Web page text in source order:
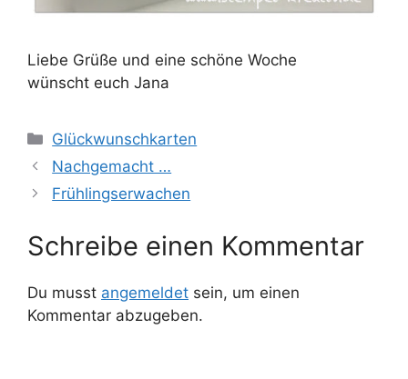
Liebe Grüße und eine schöne Woche
wünscht euch Jana
Kategorien
Glückwunschkarten
Nachgemacht …
Frühlingserwachen
Schreibe einen Kommentar
Du musst angemeldet sein, um einen
Kommentar abzugeben.